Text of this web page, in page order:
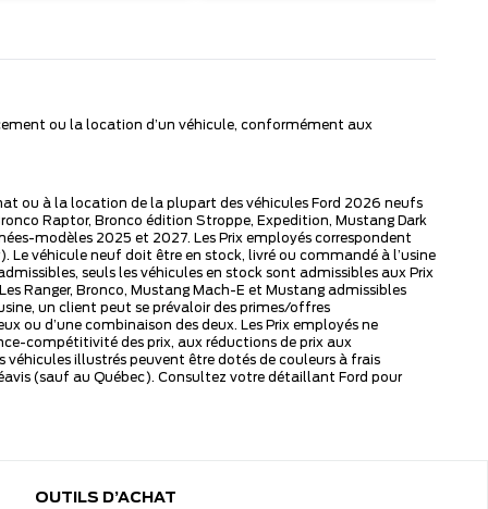
ou la location d’un véhicule, conformément aux
ou à la location de la plupart des véhicules Ford 2026 neufs
Raptor, Bronco édition Stroppe, Expedition, Mustang Dark
modèles 2025 et 2027. Les Prix employés correspondent
véhicule neuf doit être en stock, livré ou commandé à l’usine
seuls les véhicules en stock sont admissibles aux Prix
Ranger, Bronco, Mustang Mach-E et Mustang admissibles
un client peut se prévaloir des primes/offres
ou d’une combinaison des deux. Les Prix employés ne
compétitivité des prix, aux réductions de prix aux
illustrés peuvent être dotés de couleurs à frais
(sauf au Québec). Consultez votre détaillant Ford pour
OUTILS D’ACHAT